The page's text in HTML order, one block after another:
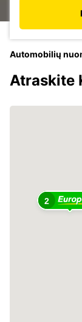
Automobilių
Atraskite
2